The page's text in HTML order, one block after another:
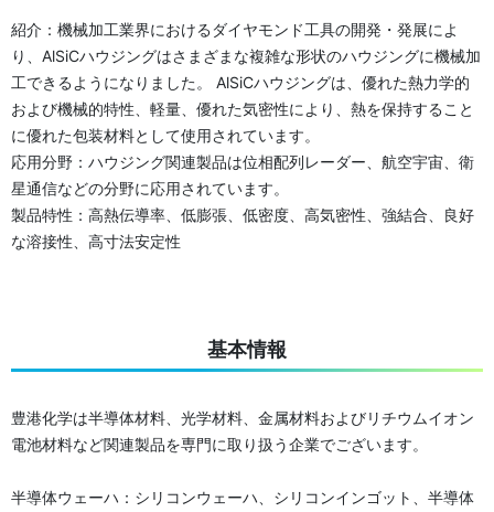
紹介：機械加工業界におけるダイヤモンド工具の開発・発展によ
り、AlSiCハウジングはさまざまな複雑な形状のハウジングに機械加
工できるようになりました。 AlSiCハウジングは、優れた熱力学的
および機械的特性、軽量、優れた気密性により、熱を保持すること
に優れた包装材料として使用されています。
応用分野：ハウジング関連製品は位相配列レーダー、航空宇宙、衛
星通信などの分野に応用されています。
製品特性：高熱伝導率、低膨張、低密度、高気密性、強結合、良好
な溶接性、高寸法安定性
基本情報
豊港化学は半導体材料、光学材料、金属材料およびリチウムイオン
電池材料など関連製品を専門に取り扱う企業でございます。
半導体ウェーハ：シリコンウェーハ、シリコンインゴット、半導体